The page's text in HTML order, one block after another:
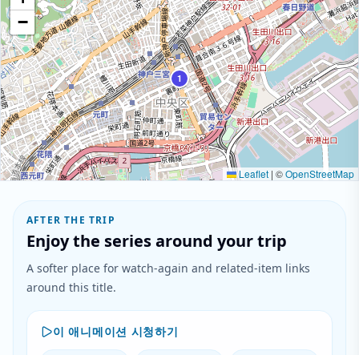
1
−
Leaflet | ©OpenStreetMap
AFTER THE TRIP
Enjoy the series around your trip
A softer place for watch-again and related-item links
around this title.
이 애니메이션 시청하기